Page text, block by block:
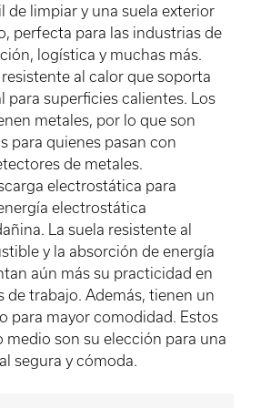
de limpiar y una suela exterior
perfecta para las industrias de
logística y muchas más.
al calor que soporta
para superficies calientes. Los
metales, por lo que son
para quienes pasan con
de metales.
electrostática para
electrostática
La suela resistente al
y la absorción de energía
aún más su practicidad en
de trabajo. Además, tienen un
para mayor comodidad. Estos
medio son su elección para una
segura y cómoda.